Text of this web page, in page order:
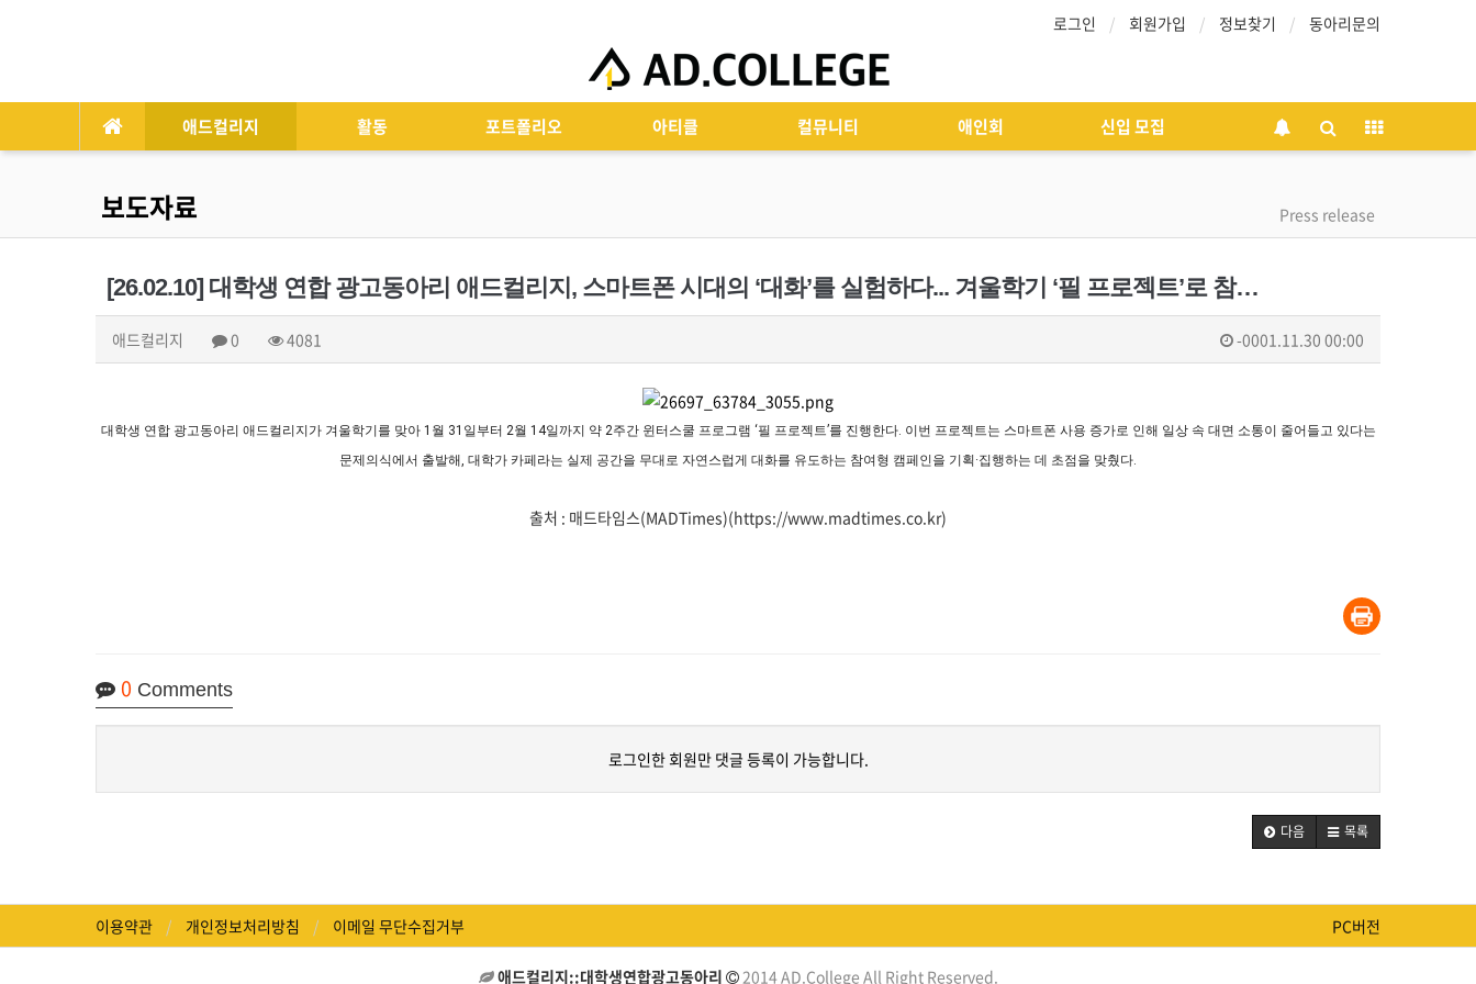
로그인 회원가입 정보찾기 동아리문의
애드컬리지 활동 포트폴리오 아티클 컬뮤니티 애인회 신입 모집
보도자료 Press release
[26.02.10] 대학생 연합 광고동아리 애드컬리지, 스마트폰 시대의 ‘대화’를 실험하다... 겨울학기 ‘필 프로젝트’로 참…
애드컬리지 0 4081 -0001.11.30 00:00
대학생 연합 광고동아리 애드컬리지가 겨울학기를 맞아 1월 31일부터 2월 14일까지 약 2주간 윈터스쿨 프로그램 ‘필 프로젝트’를 진행한다. 이번 프로젝트는 스마트폰 사용 증가로 인해 일상 속 대면 소통이 줄어들고 있다는
문제의식에서 출발해, 대학가 카페라는 실제 공간을 무대로 자연스럽게 대화를 유도하는 참여형 캠페인을 기획·집행하는 데 초점을 맞췄다.
출처 : 매드타임스(MADTimes)(https://www.madtimes.co.kr)
0 Comments
로그인한 회원만 댓글 등록이 가능합니다.
다음 목록
이용약관 개인정보처리방침 이메일 무단수집거부 PC버전
애드컬리지::대학생연합광고동아리 2014 AD.College All Right Reserved.